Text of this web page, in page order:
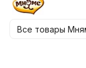
Все товары